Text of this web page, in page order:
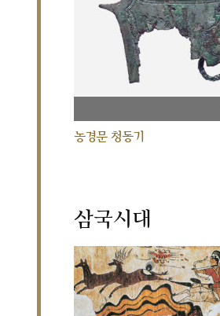
농경문 청동기
삼국시대